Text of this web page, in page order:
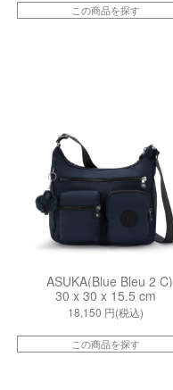
この商品を探す
ASUKA(Blue Bleu 2 C)
30 x 30 x 15.5 cm
18,150 円(税込)
この商品を探す